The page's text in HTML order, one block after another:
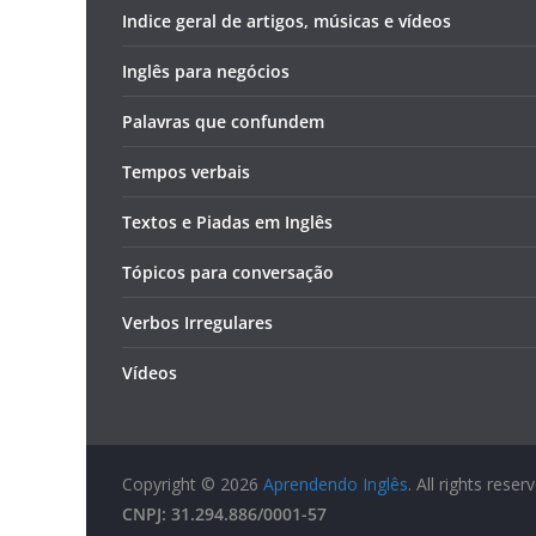
Indice geral de artigos, músicas e vídeos
Inglês para negócios
Palavras que confundem
Tempos verbais
Textos e Piadas em Inglês
Tópicos para conversação
Verbos Irregulares
Vídeos
Copyright © 2026 Aprendendo Inglês. All rights
CNPJ: 31.294.886/0001-57